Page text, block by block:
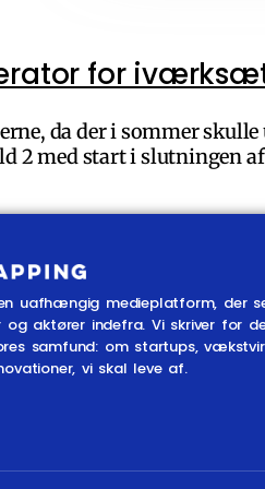
for
da der i sommer
2 med start i slutningen
uafhængig medieplatform, der
og aktører indefra. Vi skriver for
samfund: om startups,
vi skal leve af.